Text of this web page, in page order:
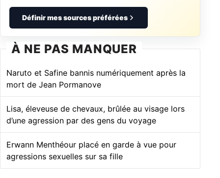
Définir mes sources préférées
À NE PAS MANQUER
Naruto et Safine bannis numériquement après la
mort de Jean Pormanove
Lisa, éleveuse de chevaux, brûlée au visage lors
d’une agression par des gens du voyage
Erwann Menthéour placé en garde à vue pour
agressions sexuelles sur sa fille